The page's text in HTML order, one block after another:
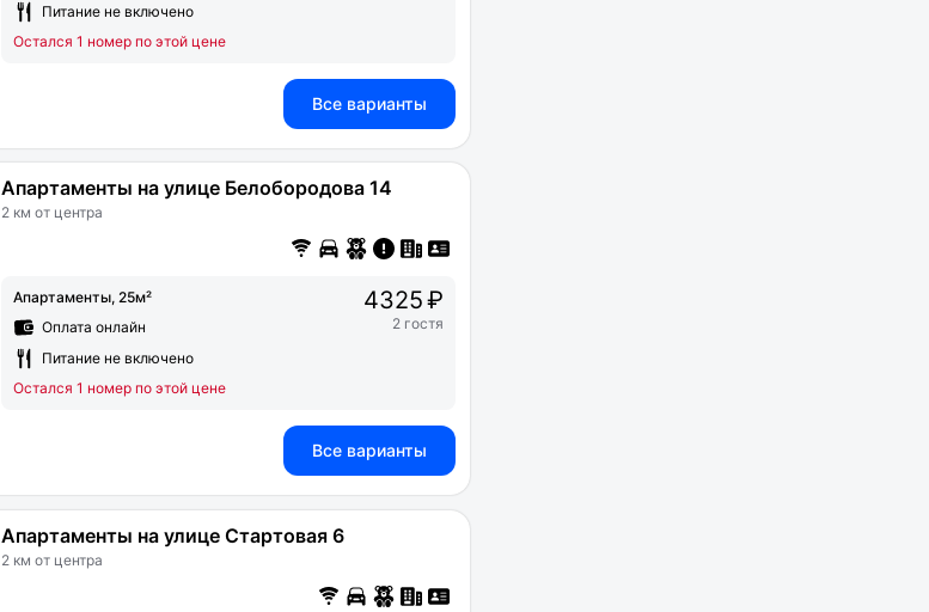
Питание не включено
Остался 1 номер по этой цене
Все варианты
Апартаменты на улице Белобородова 14
2 км от центра
Апартаменты, 25м²
Оплата онлайн
Питание не включено
Остался 1 номер по этой цене
4325 ₽
2 гостя
Все варианты
Апартаменты на улице Стартовая 6
2 км от центра